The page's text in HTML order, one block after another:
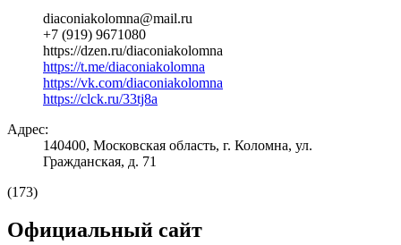
diaconiakolomna@mail.ru
+7 (919) 9671080
https://dzen.ru/diaconiakolomna
https://t.me/diaconiakolomna
https://vk.com/diaconiakolomna
https://clck.ru/33tj8a
Адрес:
140400, Московская область, г. Коломна, ул.
Гражданская, д. 71
(173)
Официальный сайт